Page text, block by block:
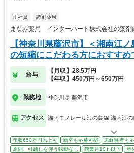
正社員 調剤薬局
まなみ薬局 インターハート株式会社の薬剤
【神奈川県藤沢市】＜湘南江
の短縮にこだわる方におすすめ
給与
【月収】28.5万円
【年収】450万円～650万円
勤務地 神奈川県 藤沢市
アクセス 湘南モノレール江の島線 湘南江の
年収650万円以上可 新卒も応募可能
未経験者も
原則、引越しを伴う転勤なし
残業月10ｈ以下
産